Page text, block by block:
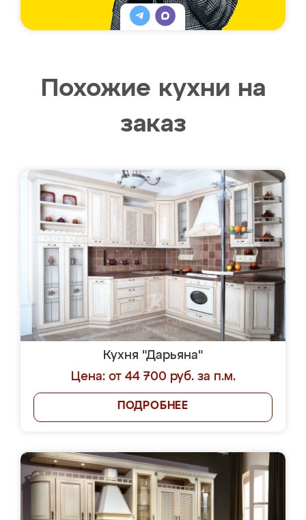
Похожие кухни на
заказ
Кухня "Дарьяна"
Цена: от 44 700 руб. за п.м.
ПОДРОБНЕЕ